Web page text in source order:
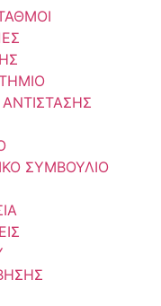
ΣΥΜΒΟΥΛΙΟ